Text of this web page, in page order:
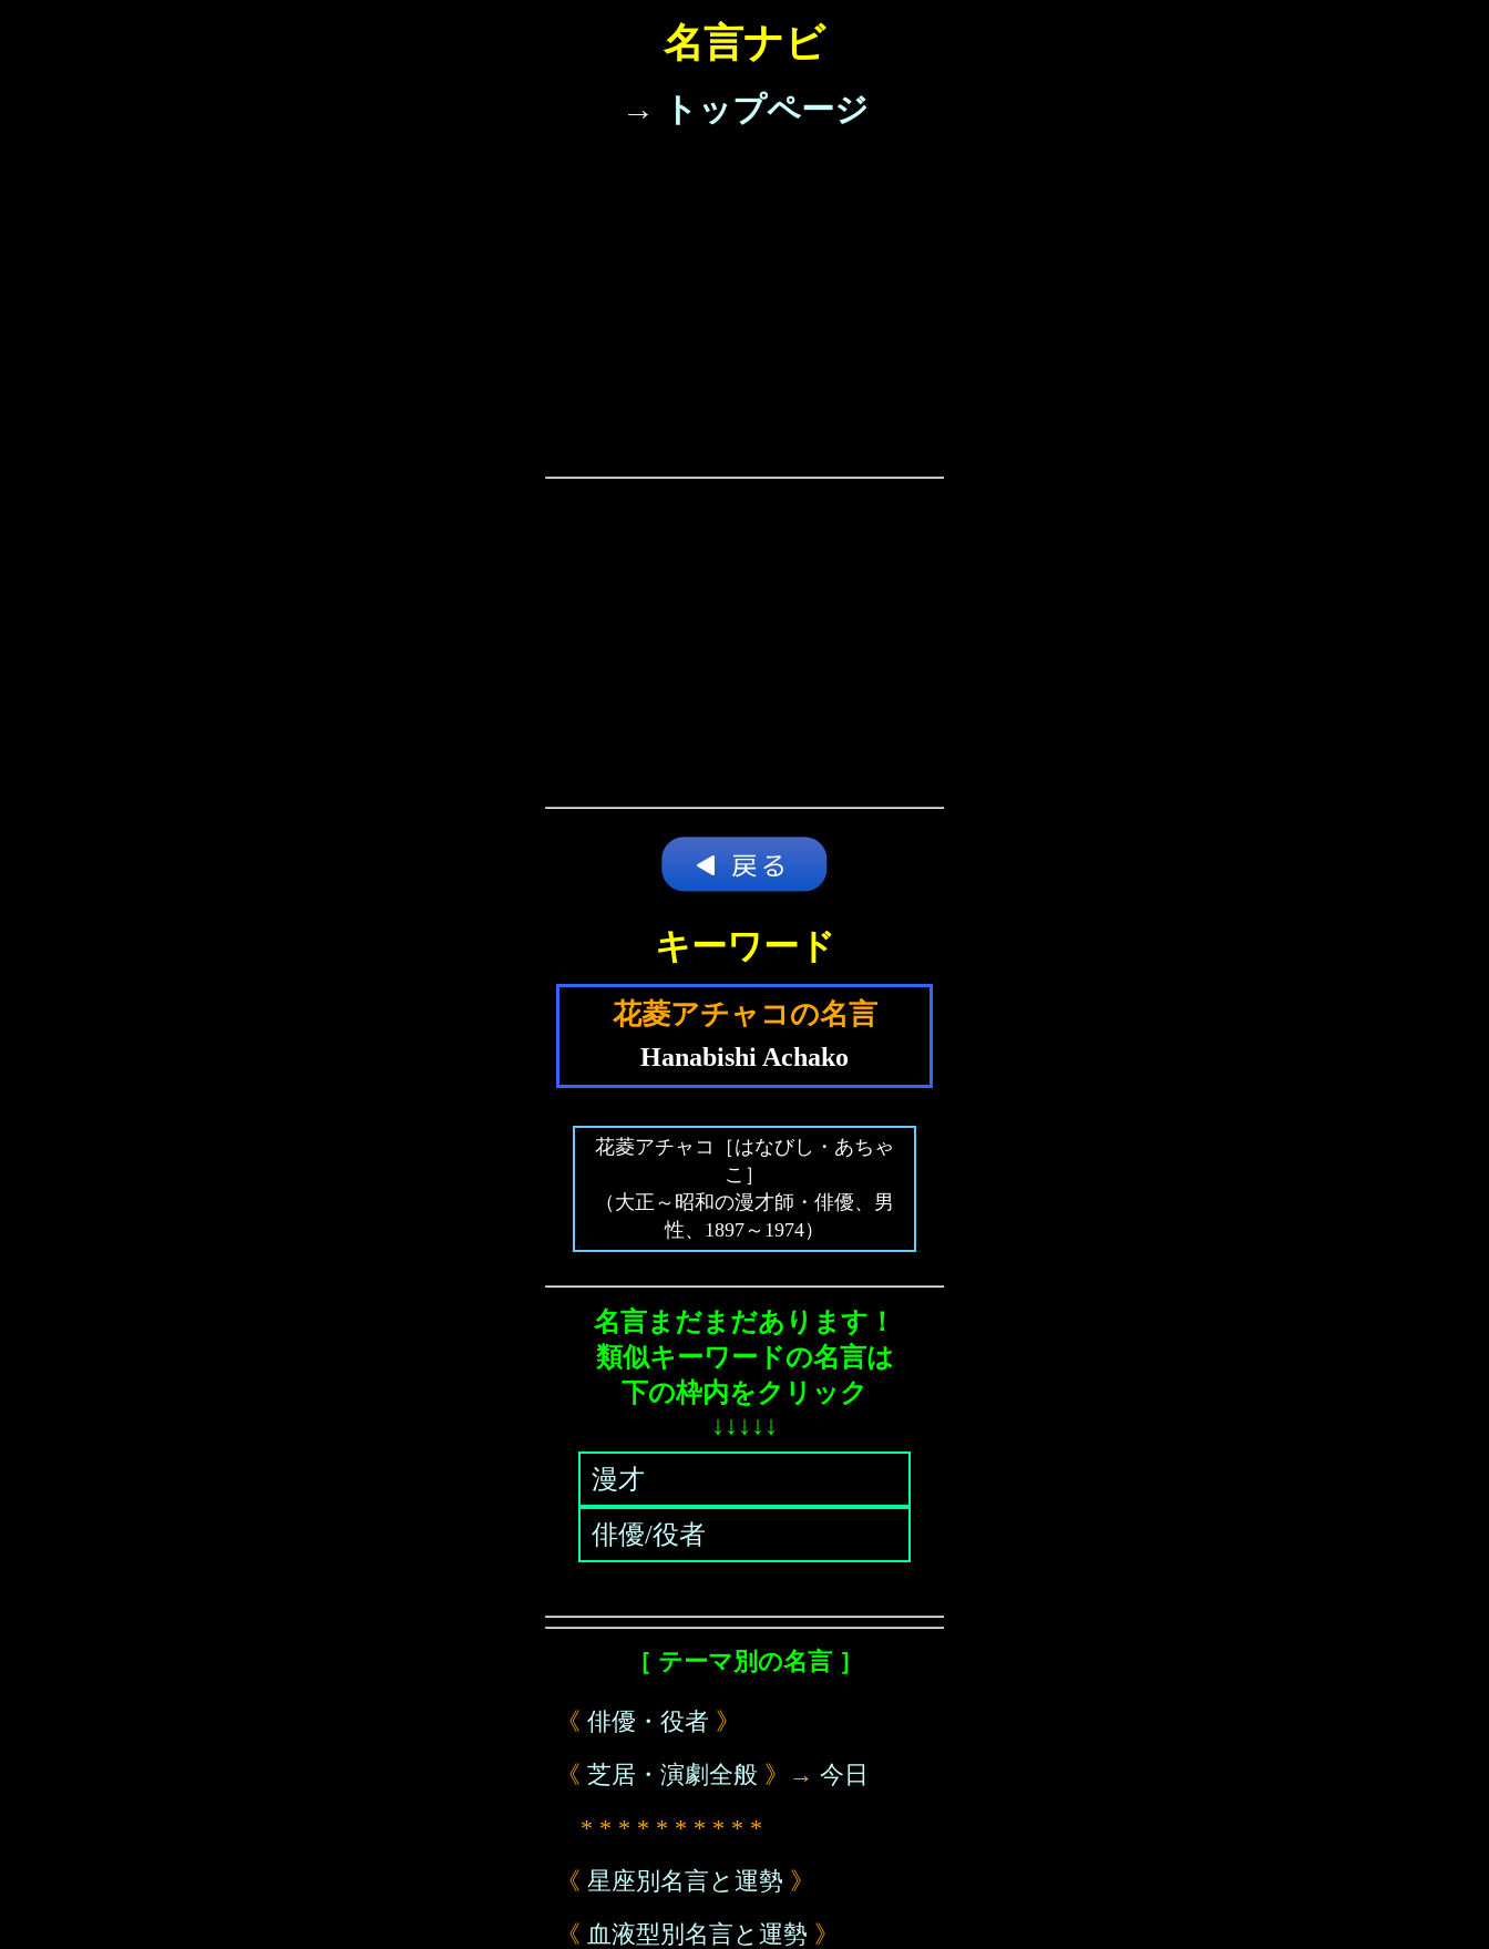
名言ナビ
→ トップページ
キーワード
花菱アチャコの名言
Hanabishi Achako
花菱アチャコ［はなびし・あちゃ
こ］
（大正～昭和の漫才師・俳優、男
性、1897～1974）
名言まだまだあります！
類似キーワードの名言は
下の枠内をクリック
↓↓↓↓↓
漫才
俳優/役者
［ テーマ別の名言 ］
《 俳優・役者 》
《 芝居・演劇全般 》→ 今日
* * * * * * * * * *
《 星座別名言と運勢 》
《 血液型別名言と運勢 》